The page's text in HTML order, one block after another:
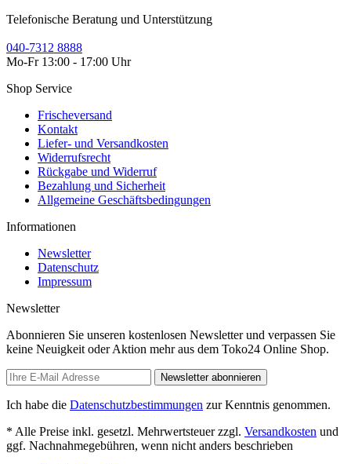
Telefonische Beratung und Unterstützung
040-7312 8888
Mo-Fr 13:00 - 17:00 Uhr
Shop Service
Frischeversand
Kontakt
Liefer- und Versandkosten
Widerrufsrecht
Rückgabe und Widerruf
Bezahlung und Sicherheit
Allgemeine Geschäftsbedingungen
Informationen
Newsletter
Datenschutz
Impressum
Newsletter
Abonnieren Sie unseren kostenlosen Newsletter und verpassen Sie
keine Neuigkeit oder Aktion mehr aus dem Toko24 Online Shop.
Newsletter abonnieren
Ich habe die Datenschutzbestimmungen zur Kenntnis genommen.
* Alle Preise inkl. gesetzl. Mehrwertsteuer zzgl. Versandkosten und
ggf. Nachnahmegebühren, wenn nicht anders beschrieben